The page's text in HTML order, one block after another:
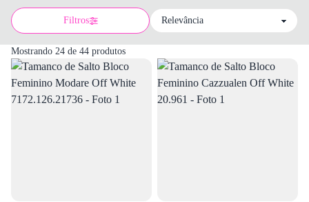
Filtros
Sort by
Mostrando 24 de 44 produtos